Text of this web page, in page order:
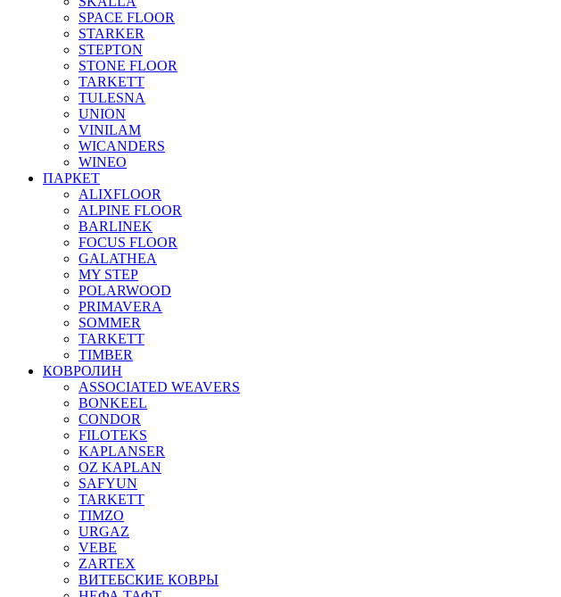
SPACE FLOOR
STARKER
STEPTON
STONE FLOOR
TARKETT
TULESNA
UNION
VINILAM
WICANDERS
WINEO
ПАРКЕТ
ALIXFLOOR
ALPINE FLOOR
BARLINEK
FOCUS FLOOR
GALATHEA
MY STEP
POLARWOOD
PRIMAVERA
SOMMER
TARKETT
TIMBER
КОВРОЛИН
ASSOCIATED WEAVERS
BONKEEL
CONDOR
FILOTEKS
KAPLANSER
OZ KAPLAN
SAFYUN
TARKETT
TIMZO
URGAZ
VEBE
ZARTEX
ВИТЕБСКИЕ КОВРЫ